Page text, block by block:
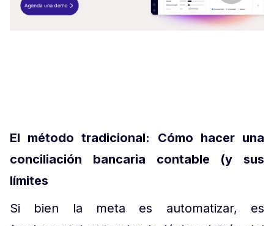
El método tradicional: Cómo hacer una
conciliación bancaria contable (y sus
límites
Si bien la meta es automatizar, es